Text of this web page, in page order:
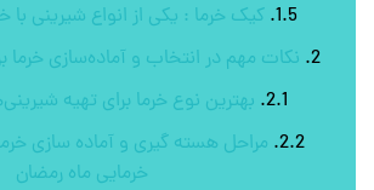
کیک خرما : یکی از انواع شیرینی با
نکات مهم در انتخاب و آماده‌سازی خرما
بهترین نوع خرما برای تهیه
مراحل هسته گیری و آماده سازی
خرمایی ماه رمضان